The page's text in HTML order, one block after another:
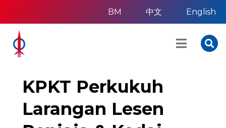
BM 中文 English
KPKT Perkukuh
Larangan Lesen